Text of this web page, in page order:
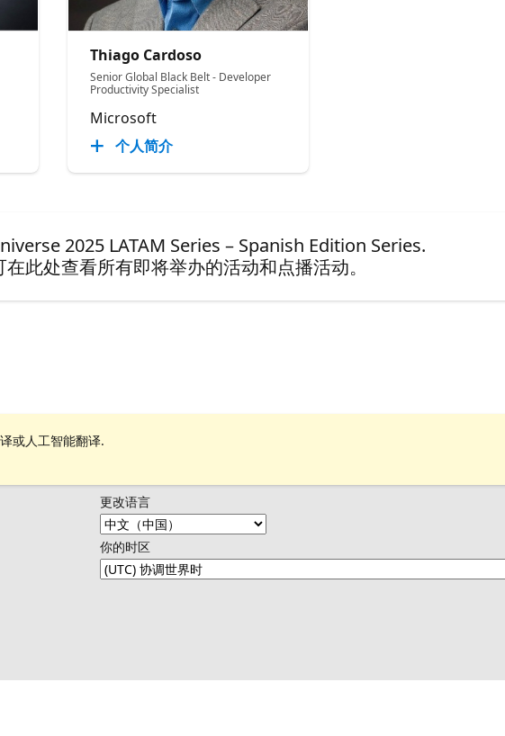
Thiago Cardoso
Senior Global Black Belt - Developer
Productivity Specialist
Microsoft
个人简介
2025 LATAM Series – Spanish Edition Series.
在此处查看所有即将举办的活动和点播活动。
或人工智能翻译.
更改语言
你的时区